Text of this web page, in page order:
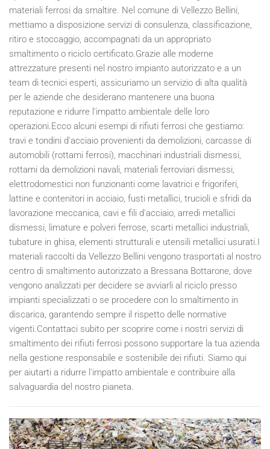
materiali ferrosi da smaltire. Nel comune di Vellezzo Bellini,
mettiamo a disposizione servizi di consulenza, classificazione,
ritiro e stoccaggio, accompagnati da un appropriato
smaltimento o riciclo certificato.Grazie alle moderne
attrezzature presenti nel nostro impianto autorizzato e a un
team di tecnici esperti, assicuriamo un servizio di alta qualità
per le aziende che desiderano mantenere una buona
reputazione e ridurre l'impatto ambientale delle loro
operazioni.Ecco alcuni esempi di rifiuti ferrosi che gestiamo:
travi e tondini d'acciaio provenienti da demolizioni, carcasse di
automobili (rottami ferrosi), macchinari industriali dismessi,
rottami da demolizioni navali, materiali ferroviari dismessi,
elettrodomestici non funzionanti come lavatrici e frigoriferi,
lattine e contenitori in acciaio, fusti metallici, trucioli e sfridi da
lavorazione meccanica, cavi e fili d'acciaio, arredi metallici
dismessi, limature e polveri ferrose, scarti metallici industriali,
tubature in ghisa, elementi strutturali e utensili metallici usurati.I
materiali raccolti da Vellezzo Bellini vengono trasportati al nostro
centro di smaltimento autorizzato a Bressana Bottarone, dove
vengono analizzati per decidere se avviarli al riciclo presso
impianti specializzati o se procedere con lo smaltimento in
discarica, garantendo sempre il rispetto delle normative
vigenti.Contattaci subito per scoprire come i nostri servizi di
smaltimento dei rifiuti ferrosi possono supportare la tua azienda
nella gestione responsabile e sostenibile dei rifiuti. Siamo qui
per aiutarti a ridurre l'impatto ambientale e contribuire alla
salvaguardia del nostro pianeta.